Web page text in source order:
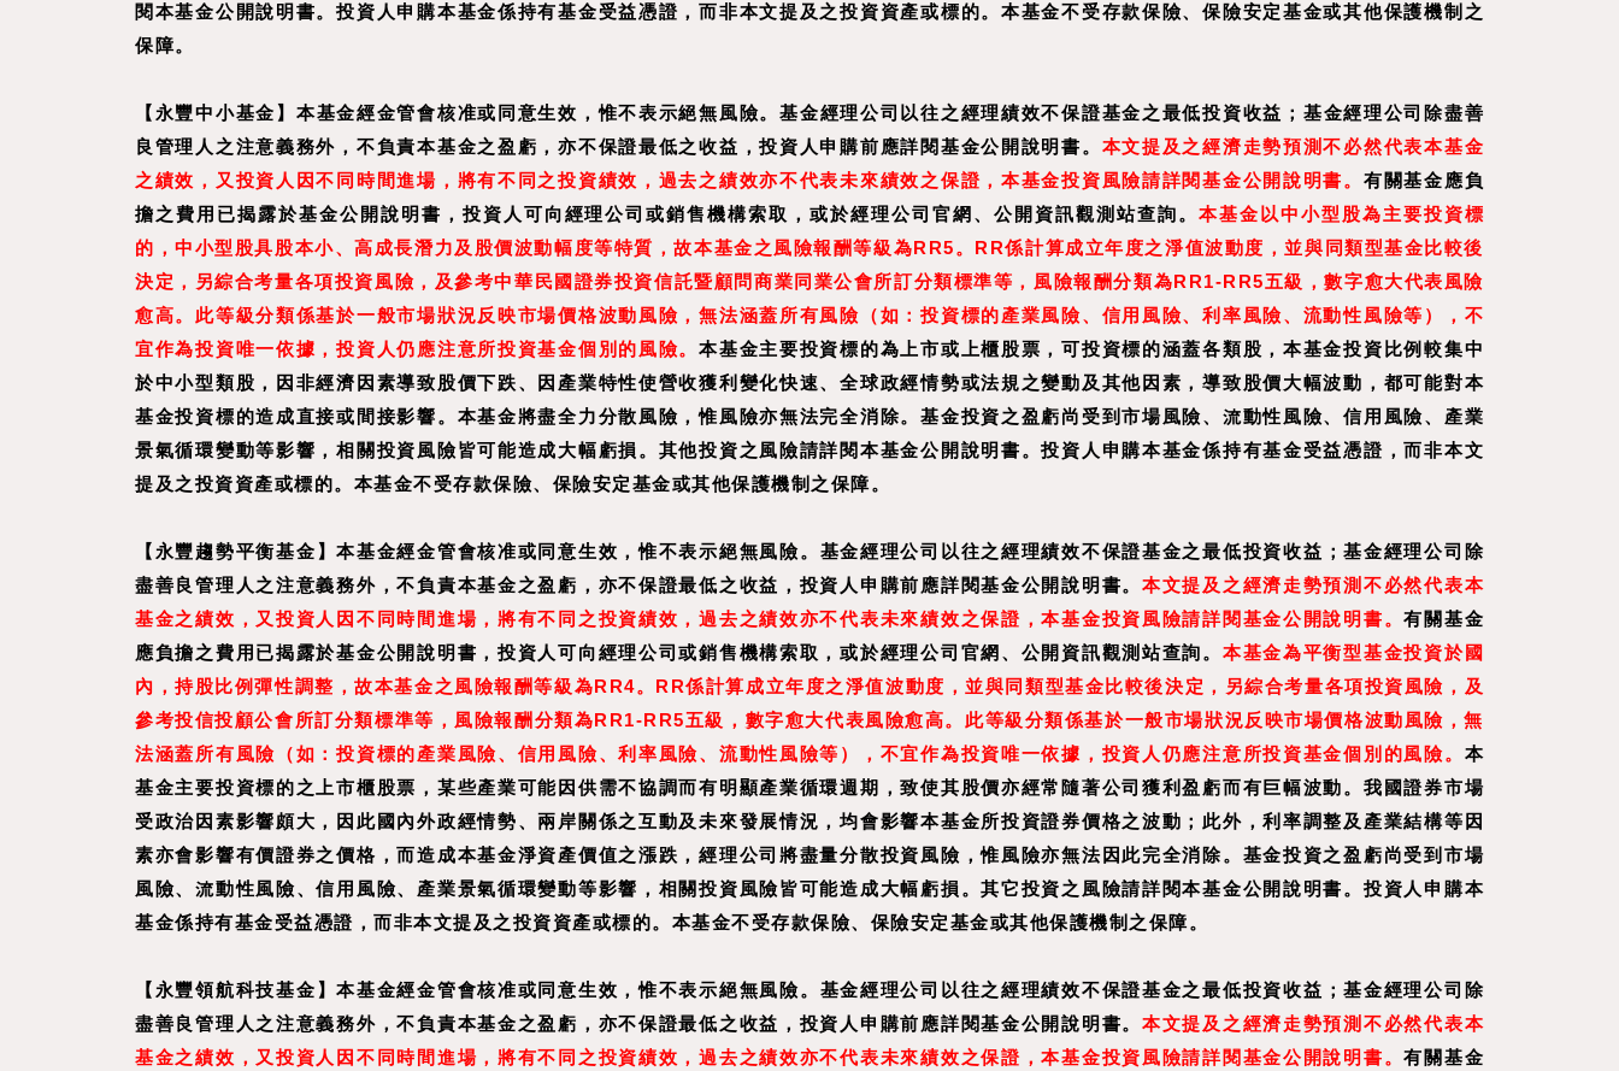
閱本基金公開說明書。投資人申購本基金係持有基金受益憑證，而非本文提及之投資資產或標的。本基金不受存款保險、保險安定基金或其他保護機制之
保障。
【永豐中小基金 】 本基金經金管會核准或同意生效，惟不表示絕無風險。基金經理公司以往之經理績效不保證基金之最低投資收益；基金經理公司除盡善
良管理人之注意義務外，不負責本基金之盈虧，亦不保證最低之收益，投資人申購前應詳閱基金公開說明書。 本文提及之經濟走勢預測不必然代表本基金
之績效，又投資人因不同時間進場，將有不同之投資績效，過去之績效亦不代表未來績效之保證，本基金投資風險請詳閱基金公開說明書。 有關基金應負
擔之費用已揭露於基金公開說明書，投資人可向經理公司或銷售機構索取，或於經理公司官網、公開資訊觀測站查詢。 本基金以中小型股為主要投資標
的，中小型股具股本小、高成長潛力及股價波動幅度等特質，故本基金之風險報酬等級為RR5。RR係計算成立年度之淨值波動度，並與同類型基金比較後
決定，另綜合考量各項投資風險，及參考中華民國證券投資信託暨顧問商業同業公會所訂分類標準等，風險報酬分類為RR1-RR5五級，數字愈大代表風險
愈高。此等級分類係基於一般市場狀況反映市場價格波動風險，無法涵蓋所有風險（如：投資標的產業風險、信用風險、利率風險、流動性風險等），不
宜作為投資唯一依據，投資人仍應注意所投資基金個別的風險。本基金主要投資標的為上市或上櫃股票，可投資標的涵蓋各類股，本基金投資比例較集中
於中小型類股，因非經濟因素導致股價下跌、因產業特性使營收獲利變化快速、全球政經情勢或法規之變動及其他因素，導致股價大幅波動，都可能對本
基金投資標的造成直接或間接影響。本基金將盡全力分散風險，惟風險亦無法完全消除。基金投資之盈虧尚受到市場風險、流動性風險、信用風險、產業
景氣循環變動等影響，相關投資風險皆可能造成大幅虧損。其他投資之風險請詳閱本基金公開說明書。投資人申購本基金係持有基金受益憑證，而非本文
提及之投資資產或標的。本基金不受存款保險、保險安定基金或其他保護機制之保障。
【永豐趨勢平衡基金 】本基金經金管會核准或同意生效，惟不表示絕無風險。基金經理公司以往之經理績效不保證基金之最低投資收益；基金經理公司除
盡善良管理人之注意義務外，不負責本基金之盈虧，亦不保證最低之收益，投資人申購前應詳閱基金公開說明書。 本文提及之經濟走勢預測不必然代表本
基金之績效，又投資人因不同時間進場，將有不同之投資績效，過去之績效亦不代表未來績效之保證，本基金投資風險請詳閱基金公開說明書。有關基金
應負擔之費用已揭露於基金公開說明書，投資人可向經理公司或銷售機構索取，或於經理公司官網、公開資訊觀測站查詢。 本基金為平衡型基金投資於國
內，持股比例彈性調整，故本基金之風險報酬等級為RR4。RR係計算成立年度之淨值波動度，並與同類型基金比較後決定，另綜合考量各項投資風險，及
參考投信投顧公會所訂分類標準等，風險報酬分類為RR1-RR5五級，數字愈大代表風險愈高。此等級分類係基於一般市場狀況反映市場價格波動風險，無
法涵蓋所有風險（如：投資標的產業風險、信用風險、利率風險、流動性風險等），不宜作為投資唯一依據，投資人仍應注意所投資基金個別的風險。 本
基金主要投資標的之上市櫃股票，某些產業可能因供需不協調而有明顯產業循環週期，致使其股價亦經常隨著公司獲利盈虧而有巨幅波動。我國證券市場
受政治因素影響頗大，因此國內外政經情勢、兩岸關係之互動及未來發展情況，均會影響本基金所投資證券價格之波動；此外，利率調整及產業結構等因
素亦會影響有價證券之價格，而造成本基金淨資產價值之漲跌，經理公司將盡量分散投資風險，惟風險亦無法因此完全消除。基金投資之盈虧尚受到市場
風險、流動性風險、信用風險、產業景氣循環變動等影響，相關投資風險皆可能造成大幅虧損。其它投資之風險請詳閱本基金公開說明書。投資人申購本
基金係持有基金受益憑證，而非本文提及之投資資產或標的。本基金不受存款保險、保險安定基金或其他保護機制之保障。
【永豐領航科技基金 】本基金經金管會核准或同意生效，惟不表示絕無風險。基金經理公司以往之經理績效不保證基金之最低投資收益；基金經理公司除
盡善良管理人之注意義務外，不負責本基金之盈虧，亦不保證最低之收益，投資人申購前應詳閱基金公開說明書。 本文提及之經濟走勢預測不必然代表本
基金之績效，又投資人因不同時間進場，將有不同之投資績效，過去之績效亦不代表未來績效之保證，本基金投資風險請詳閱基金公開說明書。有關基金